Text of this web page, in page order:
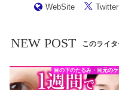
WebSite Twitter
NEW POST このライ
目の下のたるみ・目元の